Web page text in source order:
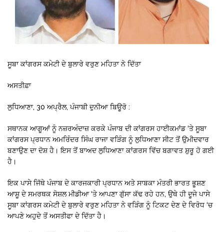
ਸੂਬਾ ਕਾਂਗਰਸ ਕਮੇਟੀ ਦੇ ਬੁਲਾਰੇ ਵਰੁਣ ਮਹਿਤਾ ਨੇ ਦਿੱਤਾ
ਅਸਤੀਫ਼ਾ
ਲੁਧਿਆਣਾ, 30 ਅਪ੍ਰੈਲ, ਪੰਜਾਬੀ ਦੁਨੀਆ ਬਿਊਰੋ :
ਸਥਾਨਕ ਆਗੂਆਂ ਨੂੰ ਨਜ਼ਰਅੰਦਾਜ਼ ਕਰਕੇ ਪੰਜਾਬ ਦੀ ਕਾਂਗਰਸ ਹਾਈਕਮਾਂਡ ‘ਤੇ ਸੂਬਾ
ਕਾਂਗਰਸ ਪ੍ਰਧਾਨ ਅਮਰਿੰਦਰ ਸਿੰਘ ਰਾਜਾ ਵੜਿੰਗ ਨੂੰ ਲੁਧਿਆਣਾ ਸੀਟ ਤੋਂ ਉਮੀਦਵਾਰ
ਬਣਾਉਣ ਦਾ ਦੋਸ਼ ਹੈ। ਇਸ ਤੋਂ ਬਾਅਦ ਲੁਧਿਆਣਾ ਕਾਂਗਰਸ ਵਿੱਚ ਬਗਾਵਤ ਸ਼ੁਰੂ ਹੋ ਗਈ
ਹੈ।
ਇਕ ਪਾਸੇ ਜਿੱਥੇ ਪੰਜਾਬ ਦੇ ਕਾਰਜਕਾਰੀ ਪ੍ਰਧਾਨ ਅਤੇ ਸਾਬਕਾ ਮੰਤਰੀ ਭਾਰਤ ਭੂਸ਼ਣ
ਆਸ਼ੂ ਦੇ ਸਮਰਥਕ ਸੋਸ਼ਲ ਮੀਡੀਆ ‘ਤੇ ਆਪਣਾ ਗੁੱਸਾ ਕੱਢ ਰਹੇ ਹਨ, ਉਥੇ ਹੀ ਦੂਜੇ ਪਾਸੇ
ਸੂਬਾ ਕਾਂਗਰਸ ਕਮੇਟੀ ਦੇ ਬੁਲਾਰੇ ਵਰੁਣ ਮਹਿਤਾ ਨੇ ਵੜਿੰਗ ਨੂੰ ਟਿਕਟ ਦੇਣ ਦੇ ਵਿਰੋਧ ‘ਚ
ਆਪਣੇ ਅਹੁਦੇ ਤੋਂ ਅਸਤੀਫਾ ਦੇ ਦਿੱਤਾ ਹੈ।